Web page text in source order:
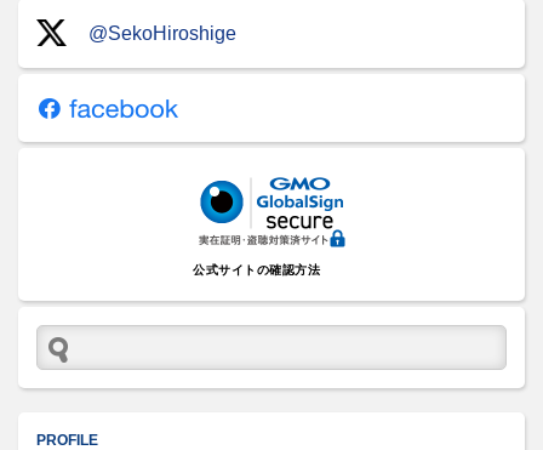
@SekoHiroshige
公式サイトの確認方法
PROFILE